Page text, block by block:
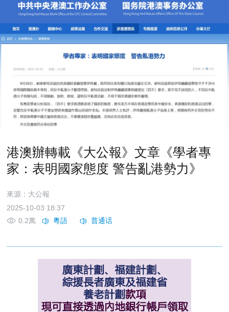
港澳辦轉載《大公報》文章《學者專
家：表明國家態度 警告亂港勢力》
來源：大公報
2025-10-03 18:37
0.2萬